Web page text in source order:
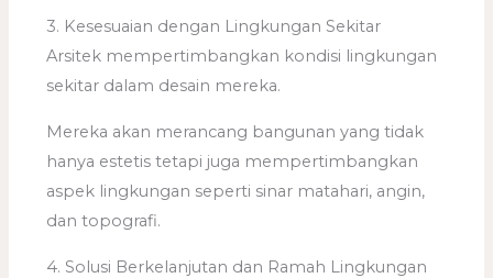
3. Kesesuaian dengan Lingkungan Sekitar
Arsitek mempertimbangkan kondisi lingkungan
sekitar dalam desain mereka.
Mereka akan merancang bangunan yang tidak
hanya estetis tetapi juga mempertimbangkan
aspek lingkungan seperti sinar matahari, angin,
dan topografi.
4. Solusi Berkelanjutan dan Ramah Lingkungan